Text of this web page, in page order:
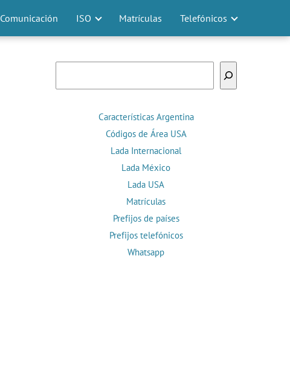
Comunicación ISO Matrículas Telefónicos
Características Argentina
Códigos de Área USA
Lada Internacional
Lada México
Lada USA
Matrículas
Prefijos de países
Prefijos telefónicos
Whatsapp